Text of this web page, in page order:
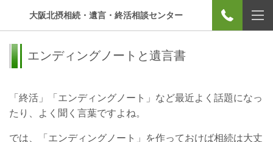
大阪北摂相続・遺言・終活相談センター
エンディングノートと遺言書
「終活」「エンディングノート」など最近よく話題になっ
たり、よく聞く言葉ですよね。
では、「エンディングノート」を作っておけば相続は大丈